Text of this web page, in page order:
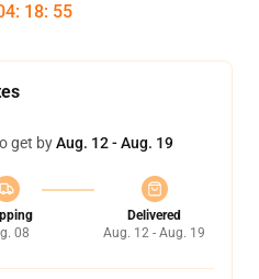
: 18: 54
get byAug. 12 - Aug. 19
08
Delivered
Aug. 12 - Aug. 19